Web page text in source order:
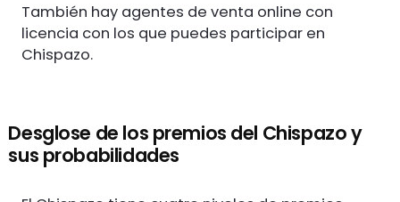
También hay agentes de venta online con
licencia con los que puedes participar en
Chispazo.
Desglose de los premios del Chispazo y
sus probabilidades